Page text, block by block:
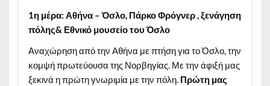
1η μέρα: Αθήνα – Όσλο, Πάρκο Φρόγνερ , ξενάγηση
πόλης& Εθνικό μουσείο του Όσλο
Αναχώρηση από την Αθήνα με πτήση για το Όσλο, την
κομψή πρωτεύουσα της Νορβηγίας. Με την άφιξή μας
ξεκινά η πρώτη γνωριμία με την πόλη. Πρώτη μας